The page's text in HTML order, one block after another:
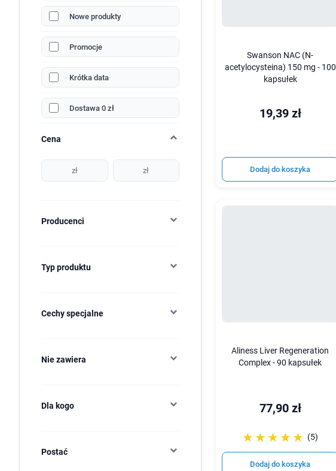
Nowe produkty
Promocje
Krótka data
Dostawa 0 zł
Cena
zł zł
Producenci
Typ produktu
Cechy specjalne
Nie zawiera
Dla kogo
Postać
Swanson NAC (N-
acetylocysteina) 150 mg - 100
kapsułek
19,39 zł
Dodaj do koszyka
Aliness Liver Regeneration
Complex - 90 kapsułek
77,90 zł
☆☆☆☆☆
★★★★★ (5)
Dodaj do koszyka